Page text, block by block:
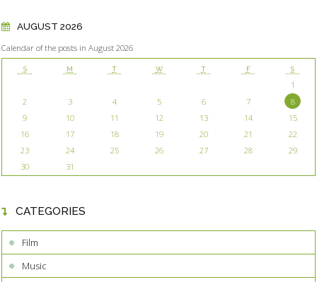
AUGUST 2026
Calendar of the posts in August 2026
S M T W T F S
1
2
3 4 5 6 7
8
9
10 11 12 13 14
15
16
17 18 19 20 21
22
23
24 25 26 27 28
29
30
31
CATEGORIES
Film
Music